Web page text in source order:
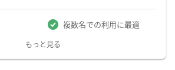
複数名での利用に最適
もっと見る